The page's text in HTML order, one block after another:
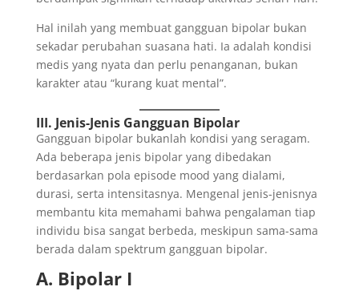
Hal inilah yang membuat gangguan bipolar bukan
sekadar perubahan suasana hati. Ia adalah kondisi
medis yang nyata dan perlu penanganan, bukan
karakter atau “kurang kuat mental”.
III. Jenis-Jenis Gangguan Bipolar
Gangguan bipolar bukanlah kondisi yang seragam.
Ada beberapa jenis bipolar yang dibedakan
berdasarkan pola episode mood yang dialami,
durasi, serta intensitasnya. Mengenal jenis-jenisnya
membantu kita memahami bahwa pengalaman tiap
individu bisa sangat berbeda, meskipun sama-sama
berada dalam spektrum gangguan bipolar.
A. Bipolar I